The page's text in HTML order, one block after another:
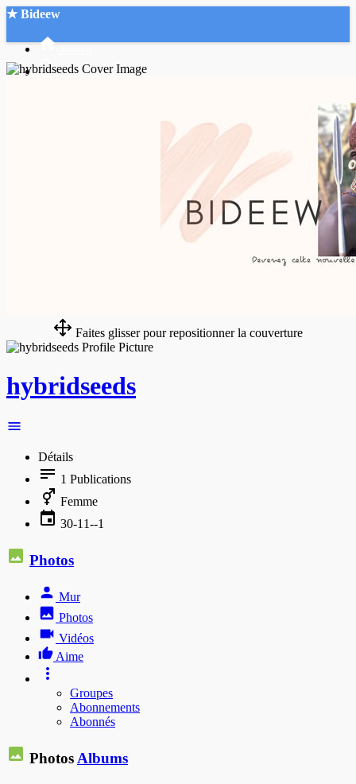
★ Bideew
Faites glisser pour repositionner la couverture
hybridseeds
Détails
1 Publications
Femme
30-11--1
Photos
Mur
Photos
Vidéos
Aime
Groupes
Abonnements
Abonnés
Photos Albums